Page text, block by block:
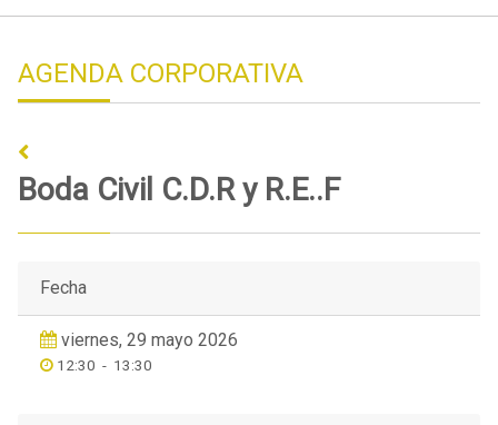
AGENDA CORPORATIVA
Boda Civil C.D.R y R.E..F
Fecha
viernes, 29 mayo 2026
12:30 - 13:30